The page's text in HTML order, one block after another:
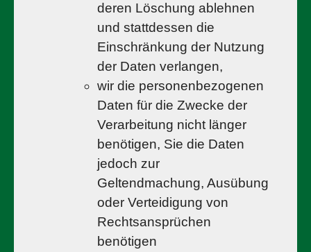
deren Löschung ablehnen
und stattdessen die
Einschränkung der Nutzung
der Daten verlangen,
wir die personenbezogenen
Daten für die Zwecke der
Verarbeitung nicht länger
benötigen, Sie die Daten
jedoch zur
Geltendmachung, Ausübung
oder Verteidigung von
Rechtsansprüchen
benötigen